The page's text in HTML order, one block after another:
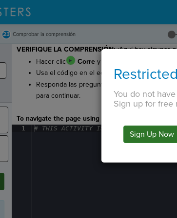
23 Comprobar la comprensión
VERIFIQUE LA COMPRENSIÓN:¡Aquí hay algunas
Hacer clic
Correy mira el escenario.
Usa el código en el editor para responder las
Responda las preguntas a la derecha
para continuar.
To navigate the page using the TAB key, first press
1 #· THIS ·ACTIVITY· IS PREVIEW
You do not
Sign up for free
Sign Up Now